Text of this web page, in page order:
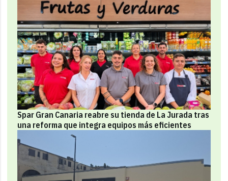
Spar Gran Canaria reabre su tienda de La Jurada tras
una reforma que integra equipos más eficientes